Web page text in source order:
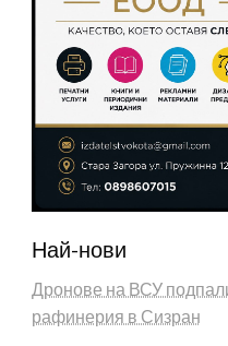
Най-нови
Дронове на ВСУ
рафинерия в Сизран